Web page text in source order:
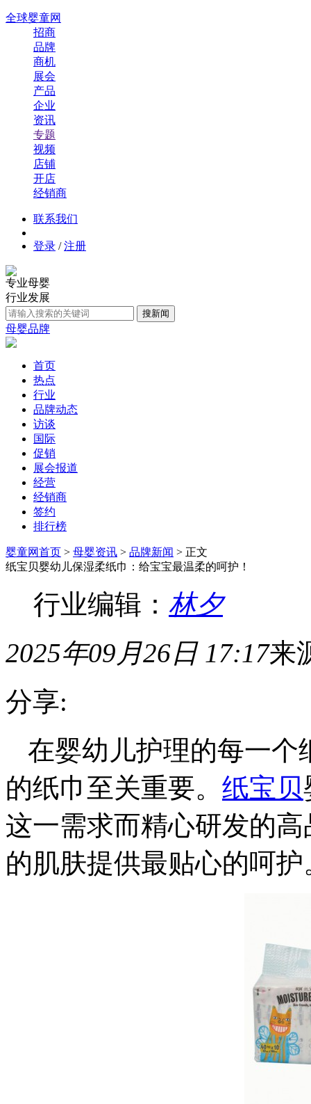
全球婴童网
招商
品牌
商机
展会
产品
企业
资讯
专题
视频
店铺
开店
经销商
联系我们
登录 /注册
专业母婴
行业发展
母婴品牌
首页
热点
行业
品牌动态
访谈
国际
促销
展会报道
经营
经销商
签约
排行榜
婴童网首页 > 母婴资讯 > 品牌新闻 > 正文
纸宝贝婴幼儿保湿柔纸巾：给宝宝最温柔的呵护！
行业编辑： 林夕
2025年09月26日 17:17来
分享:
在婴幼儿护理的每一个
的纸巾至关重要。 纸宝贝
这一需求而精心研发的
的肌肤提供最贴心的呵护